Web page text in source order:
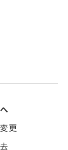
更